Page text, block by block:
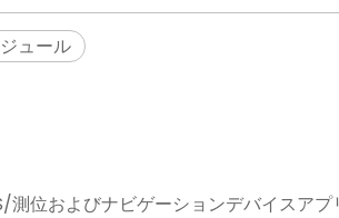
ュール
測位およびナビゲーションデバイスアプ